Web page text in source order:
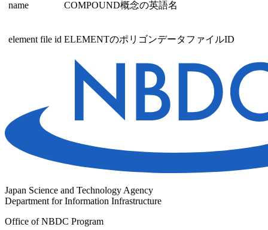
name COMPOUND概念の英語名
element file id ELEMENTのポリゴンデータファイルID
Japan Science and Technology Agency
Department for Information Infrastructure
Office of NBDC Program